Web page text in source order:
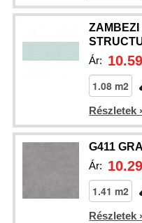
Ár:
Részletek
G411
Ár:
Részletek